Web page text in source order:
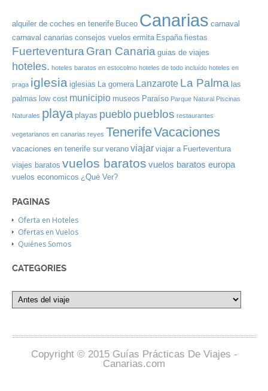
alquiler de coches en tenerife Buceo Canarias carnaval
carnaval canarias consejos vuelos ermita España fiestas
Fuerteventura Gran Canaria guias de viajes
hoteles. hoteles baratos en estocolmo hoteles de todo incluído hoteles en
praga iglesia iglesias La gomera Lanzarote La Palma las
palmas low cost municipio museos Paraíso Parque Natural Piscinas
Naturales playa playas pueblo pueblos restaurantes
vegetarianos en canarias reyes TenerifeVacaciones
vacaciones en tenerife sur verano viajar viajar a Fuerteventura
viajes baratos vuelos baratos vuelos baratos europa
vuelos economicos ¿Qué Ver?
PAGINAS
Oferta en Hoteles
Ofertas en Vuelos
Quiénes Somos
CATEGORIES
Copyright © 2015 Guías Prácticas De Viajes -
Canarias.com